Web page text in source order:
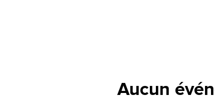
Aucun